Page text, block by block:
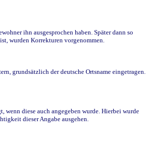
ihn ausgesprochen haben. Später dann so
wurden Korrekturen vorgenommen.
grundsätzlich der deutsche Ortsname eingetragen.
wenn diese auch angegeben wurde. Hierbei wurde
dieser Angabe ausgehen.